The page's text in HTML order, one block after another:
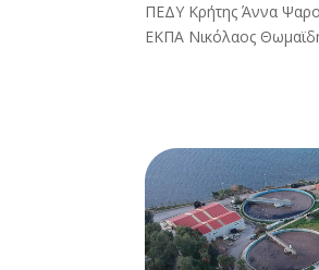
ΠΕΔΥ Κρήτης Άννα
ΕΚΠΑ Νικόλαος